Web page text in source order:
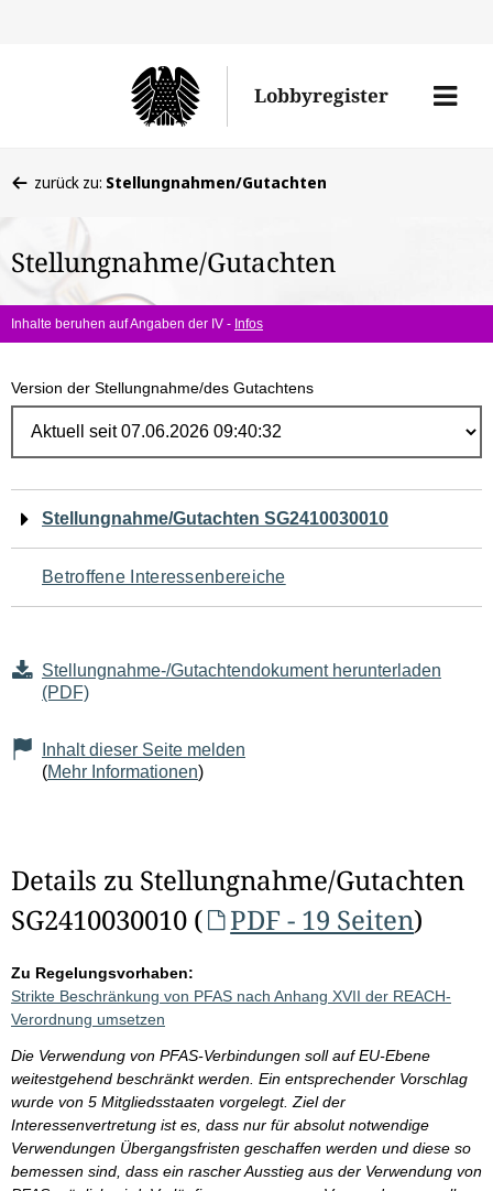
Lobbyregister
Menü
befinden
hier:
zurück zu: Stellungnahmen/Gutachten
Stellungnahme/Gutachten
Inhalte beruhen auf Angaben der IV - Infos
Version der Stellungnahme/des Gutachtens
Navigation
für
den
Seiteninhalt
Stellungnahme/Gutachten SG2410030010
Betroffene Interessenbereiche
Stellungnahme-/Gutachtendokument herunterladen
(PDF)
Inhalt dieser Seite melden
(Mehr Informationen)
Details zu Stellungnahme/Gutachten
SG2410030010 (
PDF - 19 Seiten)
Zu Regelungsvorhaben:
Strikte Beschränkung von PFAS nach Anhang XVII der REACH-
Verordnung umsetzen
Die Verwendung von PFAS-Verbindungen soll auf EU-Ebene
weitestgehend beschränkt werden. Ein entsprechender Vorschlag
wurde von 5 Mitgliedsstaaten vorgelegt. Ziel der
Interessenvertretung ist es, dass nur für absolut notwendige
Verwendungen Übergangsfristen geschaffen werden und diese so
bemessen sind, dass ein rascher Ausstieg aus der Verwendung von